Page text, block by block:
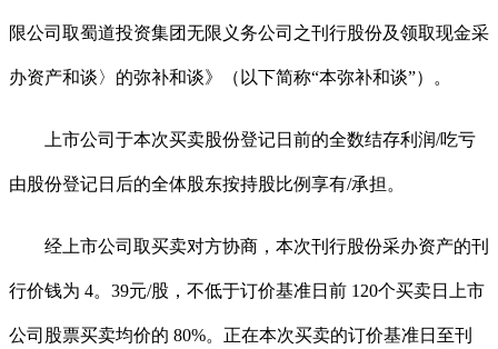
限公司取蜀道投资集团无限义务公司之刊行股份及领取现金采
办资产和谈〉的弥补和谈》（以下简称“本弥补和谈”）。
上市公司于本次买卖股份登记日前的全数结存利润/吃亏
由股份登记日后的全体股东按持股比例享有/承担。
经上市公司取买卖对方协商，本次刊行股份采办资产的刊
行价钱为 4。39元/股，不低于订价基准日前 120个买卖日上市
公司股票买卖均价的 80%。正在本次买卖的订价基准日至刊